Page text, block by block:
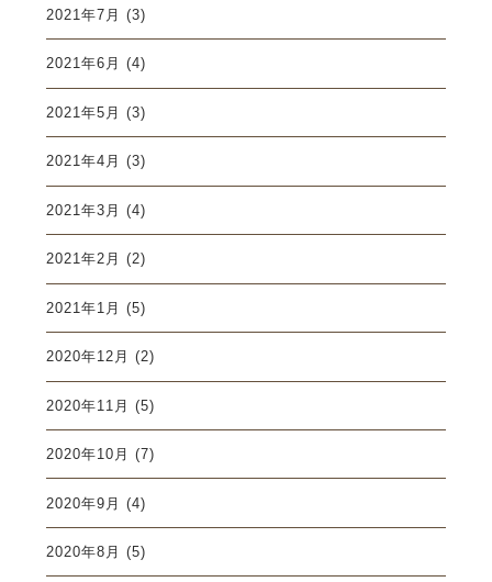
2021年7月 (3)
2021年6月 (4)
2021年5月 (3)
2021年4月 (3)
2021年3月 (4)
2021年2月 (2)
2021年1月 (5)
2020年12月 (2)
2020年11月 (5)
2020年10月 (7)
2020年9月 (4)
2020年8月 (5)